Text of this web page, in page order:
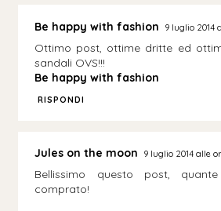
Be happy with fashion 9 luglio 2014
Ottimo post, ottime dritte ed
sandali OVS!!!
Be happy with fashion
RISPONDI
Jules on the moon 9 luglio 2014 alle
Bellissimo questo post,
comprato!